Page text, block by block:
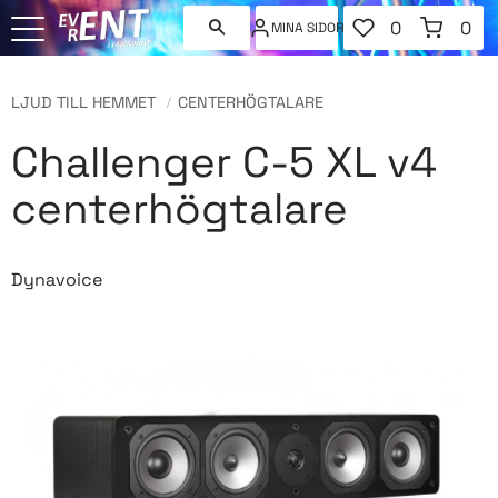
MINA SIDOR
FAVORITER
ANTAL
0
KUNDVAGN
0
LJUD TILL HEMMET CENTERHÖGTALARE
Challenger C-5 XL v4
centerhögtalare
Dynavoice